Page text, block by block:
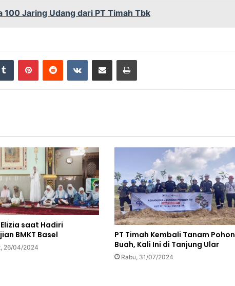
100 Jaring Udang dari PT Timah Tbk
Tumblr PinterestReddit VKontakteShare via Email Print
saat Hadiri
BMKT Basel
26/04/2024
PT Timah Kembali Tanam Pohon
Buah, Kali Ini di Tanjung Ular
Rabu, 31/07/2024